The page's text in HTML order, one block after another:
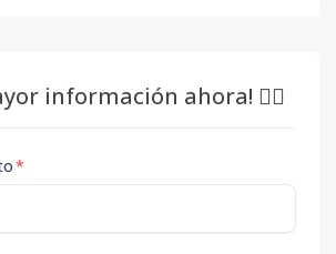
información ahora! 👇🏽
*